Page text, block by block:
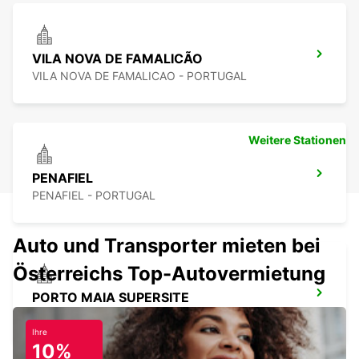
VILA NOVA DE FAMALICÃO
VILA NOVA DE FAMALICAO - PORTUGAL
PENAFIEL
PENAFIEL - PORTUGAL
PORTO MAIA SUPERSITE
MAIA - PORTUGAL
Weitere Stationen
Auto und Transporter mieten bei
Österreichs Top-Autovermietung
Ihre
10%